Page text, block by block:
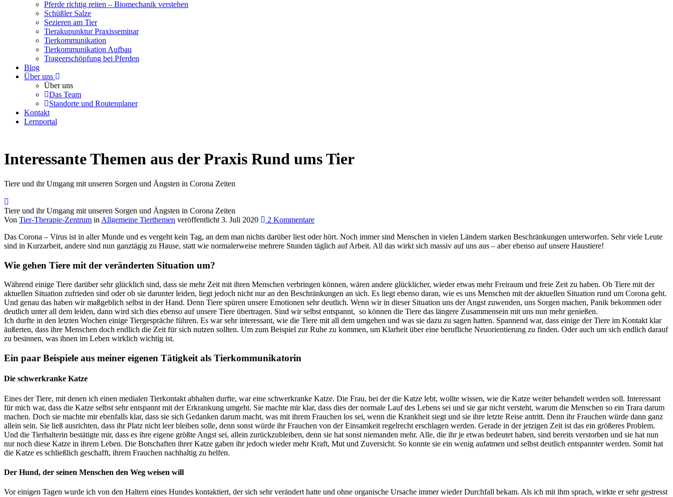
Pferde richtig reiten – Biomechanik verstehen
Schüßler Salze
Sezieren am Tier
Tierakupunktur Praxisseminar
Tierkommunikation
Tierkommunikation Aufbau
Trageerschöpfung bei Pferden
Blog
Über uns
Über uns
Das Team
Standorte und Routenplaner
Kontakt
Lernportal
Interessante Themen aus der Praxis Rund ums Tier
Tiere und ihr Umgang mit unseren Sorgen und Ängsten in Corona Zeiten
Tiere und ihr Umgang mit unseren Sorgen und Ängsten in Corona Zeiten
Von Tier-Therapie-Zentrum in Allgemeine Tierthemen veröffentlicht 3. Juli 2020
2 Kommentare
Das Corona – Virus ist in aller Munde und es vergeht kein Tag, an dem man nichts darüber liest oder hört. Noch immer sind Menschen in vielen Ländern starken Beschränkungen unterworfen. Sehr viele Leute
sind in Kurzarbeit, andere sind nun ganztägig zu Hause, statt wie normalerweise mehrere Stunden täglich auf Arbeit. All das wirkt sich massiv auf uns aus – aber ebenso auf unsere Haustiere!
Wie gehen Tiere mit der veränderten Situation um?
Während einige Tiere darüber sehr glücklich sind, dass sie mehr Zeit mit ihren Menschen verbringen können, wären andere glücklicher, wieder etwas mehr Freiraum und freie Zeit zu haben. Ob Tiere mit der
aktuellen Situation zufrieden sind oder ob sie darunter leiden, liegt jedoch nicht nur an den Beschränkungen an sich. Es liegt ebenso daran, wie es uns Menschen mit der aktuellen Situation rund um Corona geht.
Und genau das haben wir maßgeblich selbst in der Hand. Denn Tiere spüren unsere Emotionen sehr deutlich. Wenn wir in dieser Situation uns der Angst zuwenden, uns Sorgen machen, Panik bekommen oder
deutlich unter all dem leiden, dann wird sich dies ebenso auf unsere Tiere übertragen. Sind wir selbst entspannt, so können die Tiere das längere Zusammensein mit uns nun mehr genießen.
Ich durfte in den letzten Wochen einige Tiergespräche führen. Es war sehr interessant, wie die Tiere mit all dem umgehen und was sie dazu zu sagen hatten. Spannend war, dass einige der Tiere im Kontakt klar
äußerten, dass ihre Menschen doch endlich die Zeit für sich nutzen sollten. Um zum Beispiel zur Ruhe zu kommen, um Klarheit über eine berufliche Neuorientierung zu finden. Oder auch um sich endlich darauf
zu besinnen, was ihnen im Leben wirklich wichtig ist.
Ein paar Beispiele aus meiner eigenen Tätigkeit als Tierkommunikatorin
Die schwerkranke Katze
Eines der Tiere, mit denen ich einen medialen Tierkontakt abhalten durfte, war eine schwerkranke Katze. Die Frau, bei der die Katze lebt, wollte wissen, wie die Katze weiter behandelt werden soll. Interessant
für mich war, dass die Katze selbst sehr entspannt mit der Erkrankung umgeht. Sie machte mir klar, dass dies der normale Lauf des Lebens sei und sie gar nicht versteht, warum die Menschen so ein Trara darum
machen. Doch sie machte mir ebenfalls klar, dass sie sich Gedanken darum macht, was mit ihrem Frauchen los sei, wenn die Krankheit siegt und sie ihre letzte Reise antritt. Denn ihr Frauchen würde dann ganz
allein sein. Sie ließ ausrichten, dass ihr Platz nicht leer bleiben solle, denn sonst würde ihr Frauchen von der Einsamkeit regelrecht erschlagen werden. Gerade in der jetzigen Zeit ist das ein größeres Problem.
Und die Tierhalterin bestätigte mir, dass es ihre eigene größte Angst sei, allein zurückzubleiben, denn sie hat sonst niemanden mehr. Alle, die ihr je etwas bedeutet haben, sind bereits verstorben und sie hat nun
nur noch diese Katze in ihrem Leben. Die Botschaften ihrer Katze gaben ihr jedoch wieder mehr Kraft, Mut und Zuversicht. So konnte sie ein wenig aufatmen und selbst deutlich entspannter werden. Somit hat
die Katze es schließlich geschafft, ihrem Frauchen nachhaltig zu helfen.
Der Hund, der seinen Menschen den Weg weisen will
Vor einigen Tagen wurde ich von den Haltern eines Hundes kontaktiert, der sich sehr verändert hatte und ohne organische Ursache immer wieder Durchfall bekam. Als ich mit ihm sprach, wirkte er sehr gestresst